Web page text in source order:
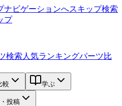
ナビゲーションへスキップ検索
プ
検索 人気ランキングパーツ比
較 学ぶ
投稿